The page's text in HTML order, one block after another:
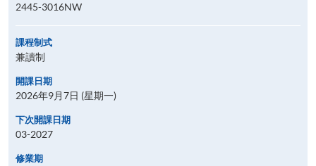
2445-3016NW
課程制式
兼讀制
開課日期
2026年9月7日 (星期一)
下次開課日期
03-2027
修業期